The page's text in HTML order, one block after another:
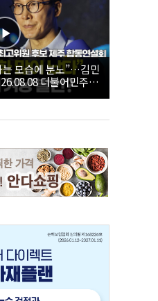
모습에 분노”…김민
더불어민주당
주 합동연설회